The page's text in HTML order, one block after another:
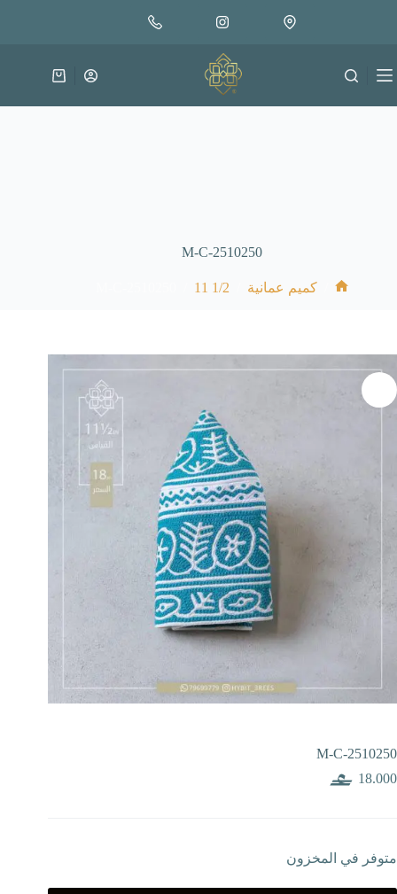
متوفر في المخزون
إضافة إلى السلة
عربة
M-C-2510250
كميم عمانية 1/2 11
M-C-2510250
18.000
متوفر في المخزون